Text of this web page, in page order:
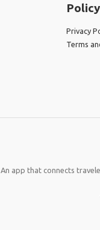
Policy
Privacy
Terms
An app that connects